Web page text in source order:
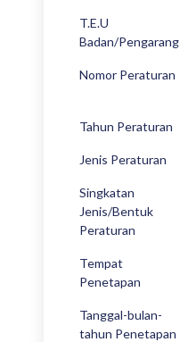
T.E.U
Badan/Pengarang
Nomor Peraturan
Tahun Peraturan
Jenis Peraturan
Singkatan
Jenis/Bentuk
Peraturan
Tempat
Penetapan
Tanggal-bulan-
tahun Penetapan